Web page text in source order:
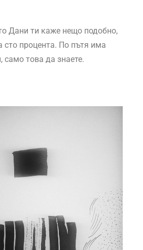
Дани ти каже нещо подобно,
процента. По пътя има
само това да знаете.